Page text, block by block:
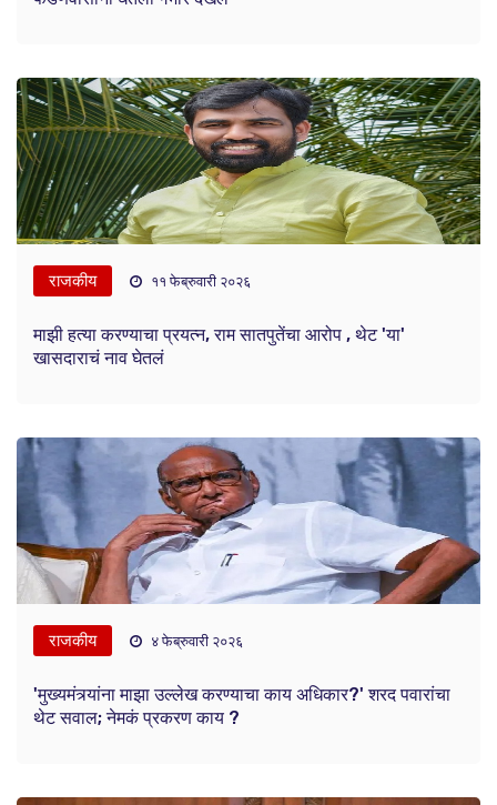
राजकीय ११ फेब्रुवारी २०२६
माझी हत्या करण्याचा प्रयत्न, राम सातपुतेंचा आरोप , थेट 'या'
खासदाराचं नाव घेतलं
राजकीय ४ फेब्रुवारी २०२६
'मुख्यमंत्र्यांना माझा उल्लेख करण्याचा काय अधिकार?' शरद पवारांचा
थेट सवाल; नेमकं प्रकरण काय ?